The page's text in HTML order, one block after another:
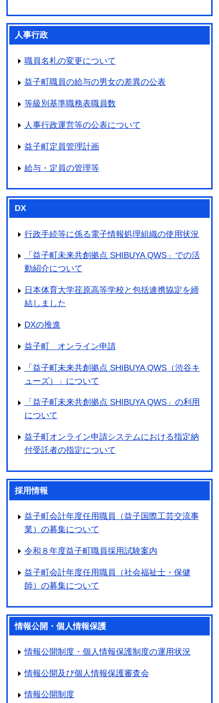
人事行政
職員名札の変更について
益子町職員の給与の男女の差異の公表
等級別基準職務表職員数
人事行政運営等の公表について
益子町定員管理計画
給与・定員の管理等
DX
行政手続等に係る電子情報処理組織の使用状況
「益子町未来共創拠点 SHIBUYA QWS」での活
動紹介について
日本体育大学荏原高等学校と包括連携協定を締
結しました
DXの推進
益子町 オンライン申請
「益子町未来共創拠点 SHIBUYA QWS（渋谷キ
ューズ）」について
「益子町未来共創拠点 SHIBUYA QWS」の利用
について
益子町オンライン申請システムにおける指定納
付受託者の指定について
採用情報
益子町会計年度任用職員（益子国際工芸交流事
業）の募集について
令和８年度益子町職員採用試験案内
益子町会計年度任用職員（社会福祉士・保健
師）の募集について
情報公開・個人情報保護
情報公開制度・個人情報保護制度の運用状況
情報公開及び個人情報保護審査会
情報公開制度